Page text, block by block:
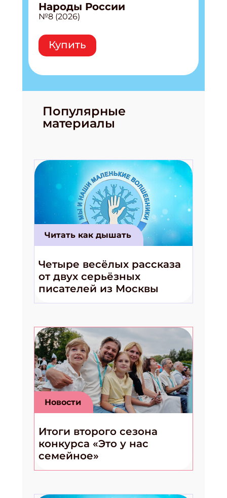
Народы России
№8 (2026)
Купить
Популярные
материалы
Читать как дышать
Четыре весёлых рассказа
от двух серьёзных
писателей из Москвы
Новости
Итоги второго сезона
конкурса «Это у нас
семейное»